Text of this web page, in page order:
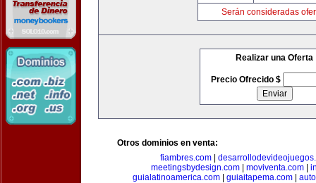
Serán consideradas
Realizar una Oferta
Precio Ofrecido $
Otros dominios en venta:
fiambres.com|
meetingsbydesign.com
moviventa.com
guialatinoamerica.com
guiaitapema.com